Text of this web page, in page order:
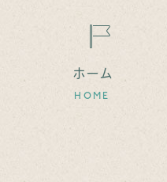
ホーム
HOME